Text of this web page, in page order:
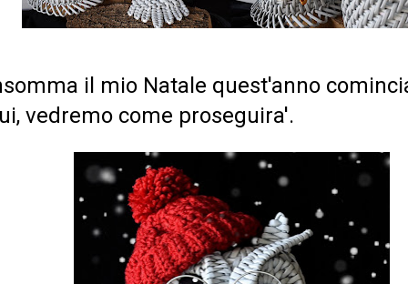
il mio Natale quest'anno
vedremo come proseguira'.